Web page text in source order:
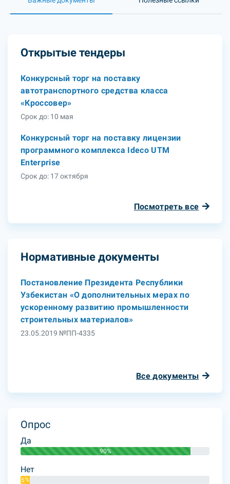
Открытые тендеры
Конкурсный торг на поставку
автотранспортного средства класса
«Кроссовер»
Срок до: 10 мая
Конкурсный торг на поставку лицензии
программного комплекса Ideco UTM
Enterprise
Срок до: 17 октября
Посмотреть все
Нормативные документы
Постановление Президента Республики
Узбекистан «О дополнительных мерах по
ускоренному развитию промышленности
строительных материалов»
23.05.2019 №ПП-4335
Все документы
Опрос
Да
90%
Нет
5%